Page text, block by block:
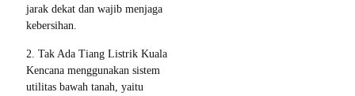
jarak dekat dan wajib menjaga
kebersihan.
2. Tak Ada Tiang Listrik Kuala
Kencana menggunakan sistem
utilitas bawah tanah, yaitu